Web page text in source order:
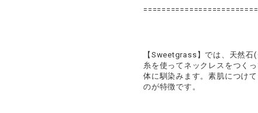
【Sweetgrass】では、天然
糸を使ってネックレスをつく
体に馴染みます。素肌につけ
のが特徴です。